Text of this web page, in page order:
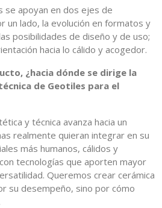
se apoyan en dos ejes de
un lado, la evolución en formatos y
posibilidades de diseño y de uso;
hacia lo cálido y acogedor.
¿hacia dónde se dirige la
de Geotiles para el
y técnica avanza hacia un
realmente quieran integrar en su
más humanos, cálidos y
tecnologías que aporten mayor
Queremos crear cerámica
su desempeño, sino por cómo